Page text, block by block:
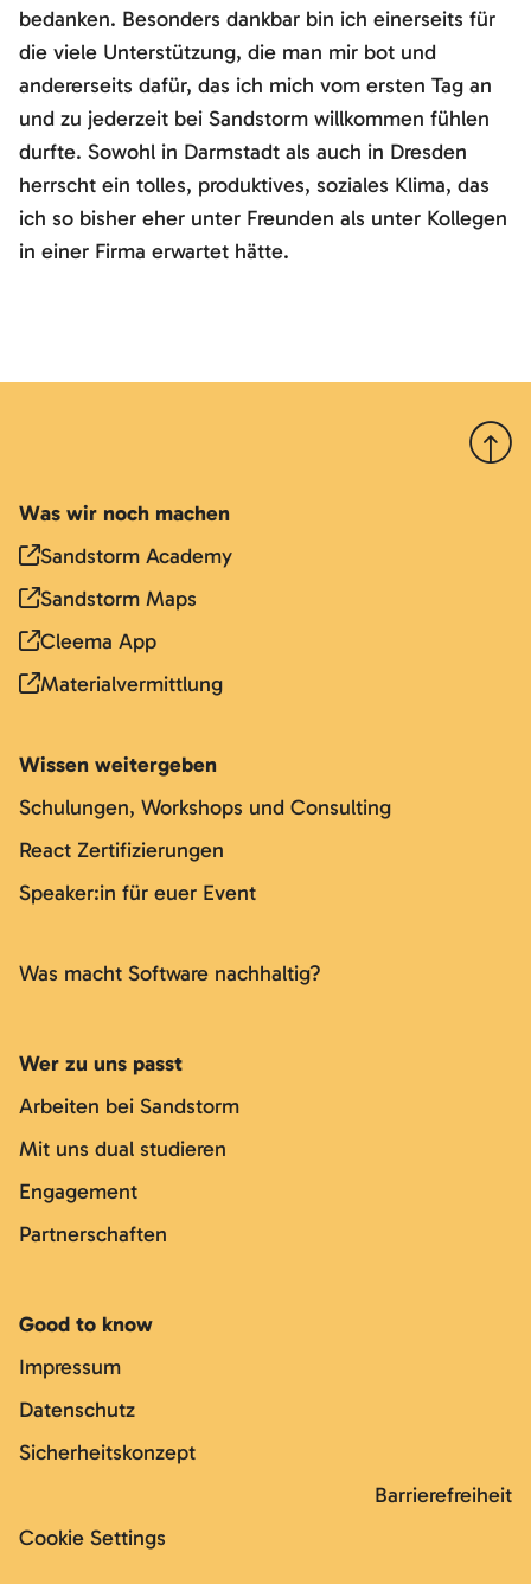
bedanken. Besonders dankbar bin ich einerseits für
die viele Unterstützung, die man mir bot und
andererseits dafür, das ich mich vom ersten Tag an
und zu jederzeit bei Sandstorm willkommen fühlen
durfte. Sowohl in Darmstadt als auch in Dresden
herrscht ein tolles, produktives, soziales Klima, das
ich so bisher eher unter Freunden als unter Kollegen
in einer Firma erwartet hätte.
Nach
Was wir noch machen
Sandstorm Academy
Sandstorm Maps
Cleema App
Materialvermittlung
Wissen weitergeben
Schulungen, Workshops und Consulting
React Zertifizierungen
Speaker:in für euer Event
Was macht Software nachhaltig?
Wer zu uns passt
Arbeiten bei Sandstorm
Mit uns dual studieren
Engagement
Partnerschaften
Good to know
Impressum
Datenschutz
Sicherheitskonzept
Barrierefreiheit
Cookie Settings